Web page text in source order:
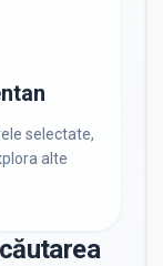
selectate,
alte